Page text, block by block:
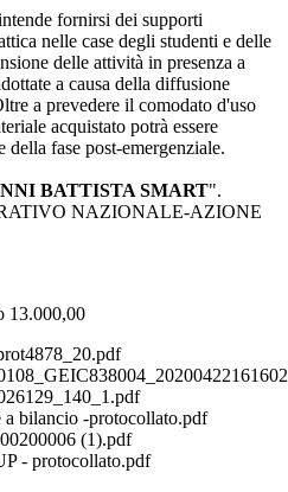
fornirsi dei supporti
nelle case degli studenti e delle
delle attività in presenza a
a causa della diffusione
a prevedere il comodato d'uso
acquistato potrà essere
fase post-emergenziale.
BATTISTA SMART".
NAZIONALE-AZIONE
13.000,00
bilancio -protocollato.pdf
(1).pdf
- protocollato.pdf